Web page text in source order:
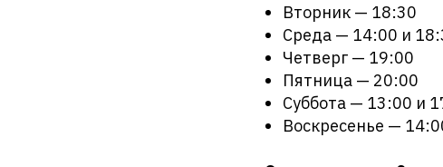
Вторник — 18:30
Среда — 14:00 и
Четверг — 19:00
Пятница — 20:00
Суббота — 13:00 и
Воскресенье —